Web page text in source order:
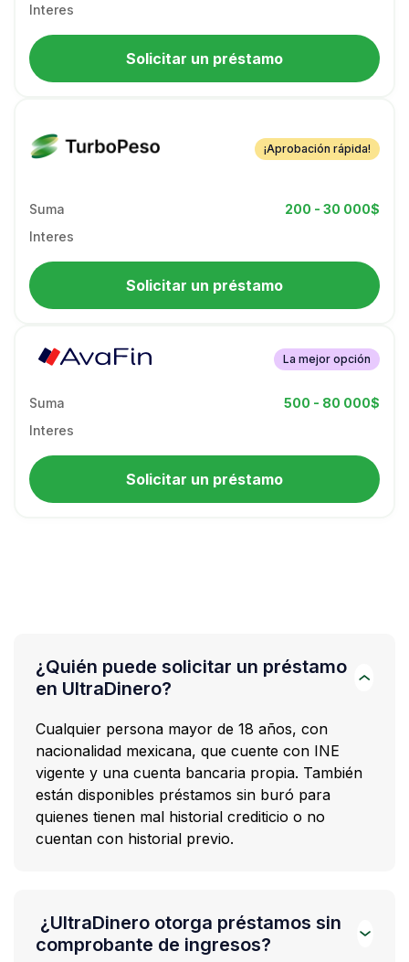
Interes
Solicitar un préstamo
¡Aprobación rápida!
Suma
200 - 30 000$
Interes
Solicitar un préstamo
La mejor opción
Suma
500 - 80 000$
Interes
Solicitar un préstamo
¿Quién puede solicitar un préstamo
en UltraDinero?
Cualquier persona mayor de 18 años, con
nacionalidad mexicana, que cuente con INE
vigente y una cuenta bancaria propia. También
están disponibles préstamos sin buró para
quienes tienen mal historial crediticio o no
cuentan con historial previo.
¿UltraDinero otorga préstamos sin
comprobante de ingresos?